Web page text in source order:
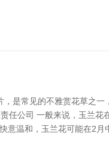
是常见的不雅赏花草之
公司 一般来说，玉兰花
温和，玉兰花可能在2